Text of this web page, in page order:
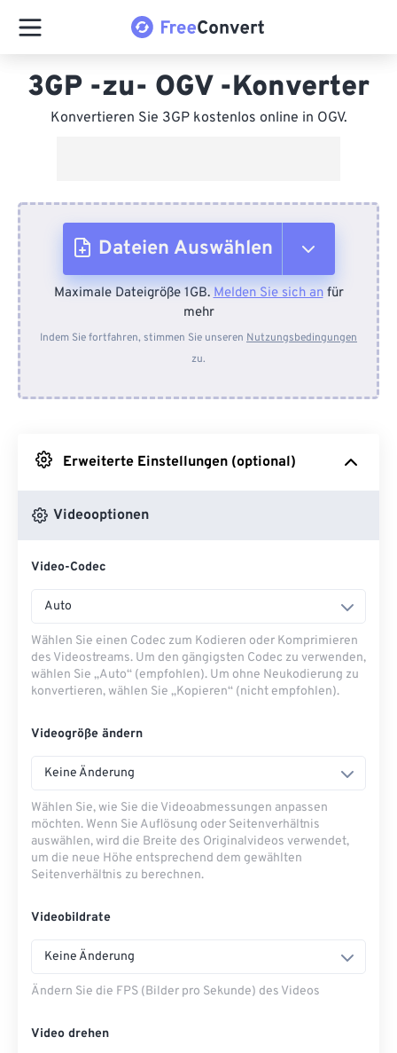
3GP -zu- OGV -Konverter
Konvertieren Sie 3GP kostenlos online in OGV.
Dateien Auswählen
Vom Gerät
Von Dropbox
Maximale Dateigröße 1GB.Melden Sie sich anfür
mehr
Indem Sie fortfahren, stimmen Sie unseren Nutzungsbedingungen
zu.
Erweiterte Einstellungen (optional)
Videooptionen
Video-Codec
Auto
Wählen Sie einen Codec zum Kodieren oder Komprimieren
des Videostreams. Um den gängigsten Codec zu verwenden,
wählen Sie „Auto“ (empfohlen). Um ohne Neukodierung zu
konvertieren, wählen Sie „Kopieren“ (nicht empfohlen).
Videogröße ändern
Keine Änderung
Wählen Sie, wie Sie die Videoabmessungen anpassen
möchten. Wenn Sie Auflösung oder Seitenverhältnis
auswählen, wird die Breite des Originalvideos verwendet,
um die neue Höhe entsprechend dem gewählten
Seitenverhältnis zu berechnen.
Videobildrate
Keine Änderung
Ändern Sie die FPS (Bilder pro Sekunde) des Videos
Video drehen